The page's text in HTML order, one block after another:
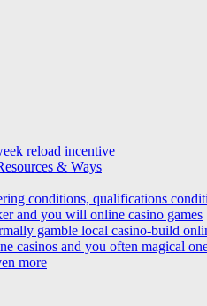
reload incentive
& Ways
conditions, qualifications
and you will online casino games
gamble local casino-build
casinos and you often magical
more